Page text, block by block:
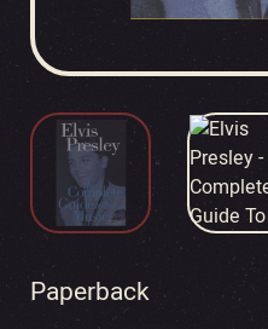
Paperback